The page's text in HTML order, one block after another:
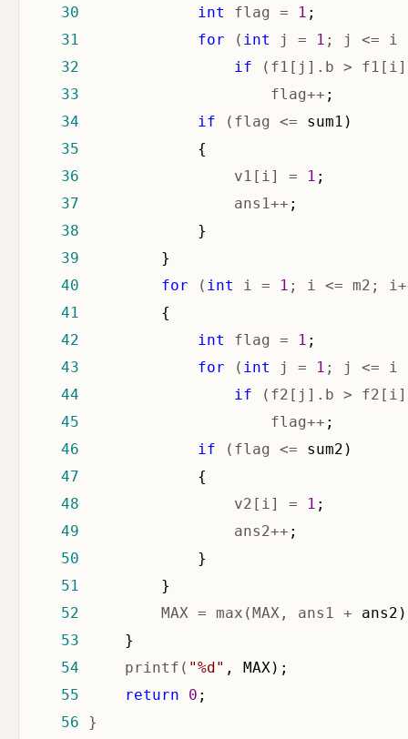
30
int flag = 1
31
for ( int j = 1 ; j <=
32
if (f1[j].b >
33
                     flag++
34
if (flag <=
35
36
                 v1[i] =
1
37
                 ans1++
38
39
40
for ( int i = 1 ; i <= m2;
41
42
int flag = 1
43
for ( int j = 1 ; j <=
44
if (f2[j].b >
45
                     flag++
46
if (flag <=
47
48
                 v2[i] =
1
49
                 ans2++
50
51
52
         MAX = max(MAX, ans1 +
53
54
     printf(
"%d "
55
return 0
56 }